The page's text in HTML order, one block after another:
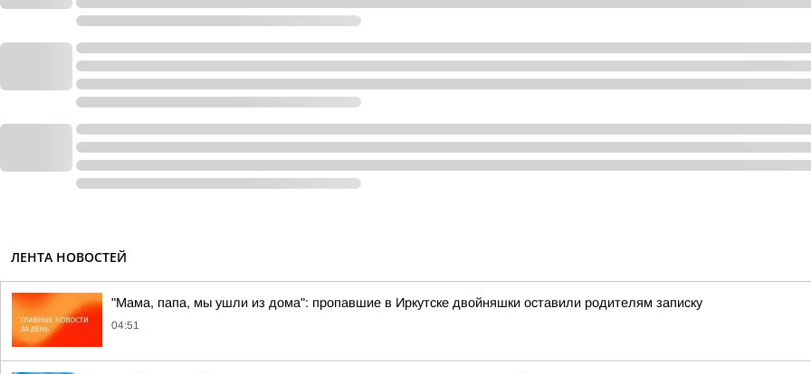
ЛЕНТА НОВОСТЕЙ
"Мама, папа, мы ушли из дома": пропавшие в Иркутске двойняшки оставили родителям записку
04:51